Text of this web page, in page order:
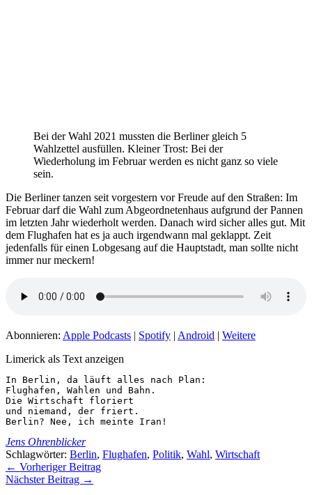
Bei der Wahl 2021 mussten die Berliner gleich 5
Wahlzettel ausfüllen. Kleiner Trost: Bei der
Wiederholung im Februar werden es nicht ganz so viele
sein.
Die Berliner tanzen seit vorgestern vor Freude auf den Straßen: Im
Februar darf die Wahl zum Abgeordnetenhaus aufgrund der Pannen
im letzten Jahr wiederholt werden. Danach wird sicher alles gut. Mit
dem Flughafen hat es ja auch irgendwann mal geklappt. Zeit
jedenfalls für einen Lobgesang auf die Hauptstadt, man sollte nicht
immer nur meckern!
Abonnieren: Apple Podcasts | Spotify | Android | Weitere
Limerick als Text anzeigen
In Berlin, da läuft alles nach Plan:
Flughafen, Wahlen und Bahn.
Die Wirtschaft floriert
und niemand, der friert.
Berlin? Nee, ich meinte Iran!
Jens Ohrenblicker
Schlagwörter: Berlin, Flughafen, Politik, Wahl, Wirtschaft
← Vorheriger Beitrag
Nächster Beitrag →